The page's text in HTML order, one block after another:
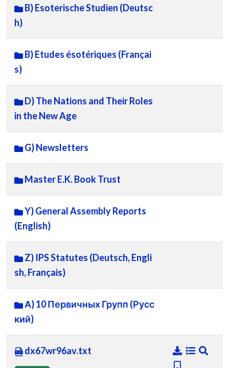
B) Esoterische Studien (Deutsc
h)
B) Etudes ésotériques (Françai
s)
D) The Nations and Their Roles
in the New Age
G) Newsletters
Master E.K. Book Trust
Y) General Assembly Reports
(English)
Z) IPS Statutes (Deutsch, Engli
sh, Français)
А) 10 Первичных Групп (Русс
кий)
dx67wr96av.txt